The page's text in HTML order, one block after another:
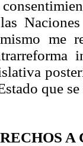
me
que
A